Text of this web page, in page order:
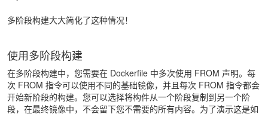
多阶段构建大大简化了这种情况！
使用多阶段构建
在多阶段构建中，您需要在 Dockerfile 中多次使用 FROM 声明。每
次 FROM 指令可以使用不同的基础镜像，并且每次 FROM 指令都会
开始新阶段的构建。您可以选择将构件从一个阶段复制到另一个阶
段，在最终镜像中，不会留下您不需要的所有内容。为了演示这是如